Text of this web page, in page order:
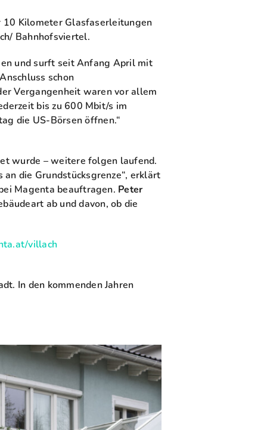
Kilometer Glasfaserleitungen
Bahnhofsviertel.
und surft seit Anfang April mit
schon
Vergangenheit waren vor allem
bis zu 600 Mbit/s im
die US-Börsen öffnen.“
wurde – weitere folgen laufend.
die Grundstücksgrenze“, erklärt
Magenta beauftragen. Peter
ab und davon, ob die
villach
In den kommenden Jahren